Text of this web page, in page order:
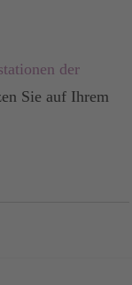
der
Sie auf Ihrem